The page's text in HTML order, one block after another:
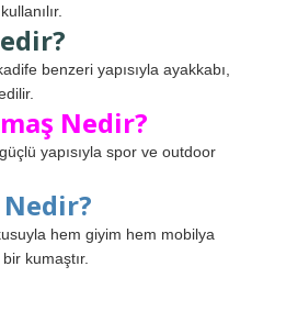
benzeri yapısıyla ayakkabı,
Nedir?
yapısıyla spor ve outdoor
Nedir?
hem giyim hem mobilya
kumaştır.